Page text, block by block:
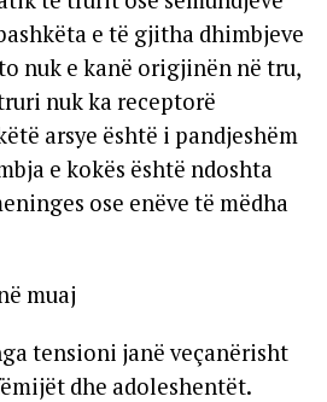
e të gjitha dhimbjeve
nuk e kanë origjinën në tru,
nuk ka receptorë
arsye është i pandjeshëm
e kokës është ndoshta
ose enëve të mëdha
muaj
tensioni janë veçanërisht
dhe adoleshentët.